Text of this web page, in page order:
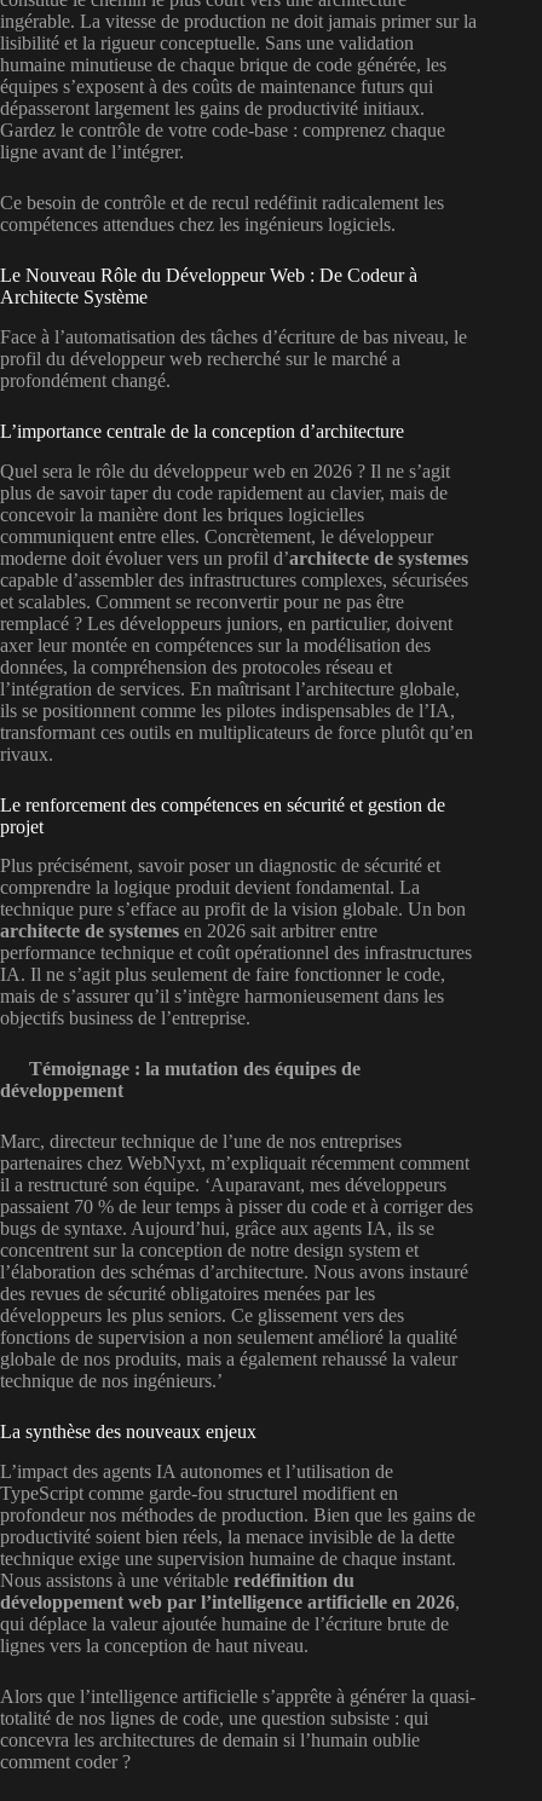
ingérable. La vitesse de production ne doit jamais primer sur la
lisibilité et la rigueur conceptuelle. Sans une validation
humaine minutieuse de chaque brique de code générée, les
équipes s’exposent à des coûts de maintenance futurs qui
dépasseront largement les gains de productivité initiaux.
Gardez le contrôle de votre code-base : comprenez chaque
ligne avant de l’intégrer.
Ce besoin de contrôle et de recul redéfinit radicalement les
compétences attendues chez les ingénieurs logiciels.
Le Nouveau Rôle du Développeur Web : De Codeur à
Architecte Système
Face à l’automatisation des tâches d’écriture de bas niveau, le
profil du développeur web recherché sur le marché a
profondément changé.
L’importance centrale de la conception d’architecture
Quel sera le rôle du développeur web en 2026 ? Il ne s’agit
plus de savoir taper du code rapidement au clavier, mais de
concevoir la manière dont les briques logicielles
communiquent entre elles. Concrètement, le développeur
moderne doit évoluer vers un profil d’architecte de systemes
capable d’assembler des infrastructures complexes, sécurisées
et scalables. Comment se reconvertir pour ne pas être
remplacé ? Les développeurs juniors, en particulier, doivent
axer leur montée en compétences sur la modélisation des
données, la compréhension des protocoles réseau et
l’intégration de services. En maîtrisant l’architecture globale,
ils se positionnent comme les pilotes indispensables de l’IA,
transformant ces outils en multiplicateurs de force plutôt qu’en
rivaux.
Le renforcement des compétences en sécurité et gestion de
projet
Plus précisément, savoir poser un diagnostic de sécurité et
comprendre la logique produit devient fondamental. La
technique pure s’efface au profit de la vision globale. Un bon
architecte de systemes en 2026 sait arbitrer entre
performance technique et coût opérationnel des infrastructures
IA. Il ne s’agit plus seulement de faire fonctionner le code,
mais de s’assurer qu’il s’intègre harmonieusement dans les
objectifs business de l’entreprise.
Témoignage : la mutation des équipes de
développement
Marc, directeur technique de l’une de nos entreprises
partenaires chez WebNyxt, m’expliquait récemment comment
il a restructuré son équipe. ‘Auparavant, mes développeurs
passaient 70 % de leur temps à pisser du code et à corriger des
bugs de syntaxe. Aujourd’hui, grâce aux agents IA, ils se
concentrent sur la conception de notre design system et
l’élaboration des schémas d’architecture. Nous avons instauré
des revues de sécurité obligatoires menées par les
développeurs les plus seniors. Ce glissement vers des
fonctions de supervision a non seulement amélioré la qualité
globale de nos produits, mais a également rehaussé la valeur
technique de nos ingénieurs.’
La synthèse des nouveaux enjeux
L’impact des agents IA autonomes et l’utilisation de
TypeScript comme garde-fou structurel modifient en
profondeur nos méthodes de production. Bien que les gains de
productivité soient bien réels, la menace invisible de la dette
technique exige une supervision humaine de chaque instant.
Nous assistons à une véritable redéfinition du
développement web par l’intelligence artificielle en 2026,
qui déplace la valeur ajoutée humaine de l’écriture brute de
lignes vers la conception de haut niveau.
Alors que l’intelligence artificielle s’apprête à générer la quasi-
totalité de nos lignes de code, une question subsiste : qui
concevra les architectures de demain si l’humain oublie
comment coder ?